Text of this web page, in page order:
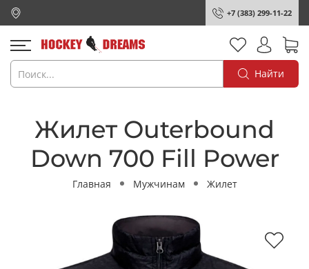
+7 (383) 299-11-22
Найти
Жилет Outerbound
Down 700 Fill Power
Главная Мужчинам Жилет